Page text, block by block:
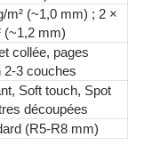
m² (~1,0 mm) ; 2 ×
(~1,2 mm)
collée, pages
2-3 couches
Soft touch, Spot
découpées
(R5-R8 mm)